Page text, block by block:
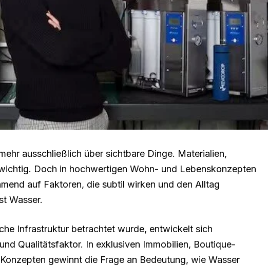
ausschließlich über sichtbare Dinge. Materialien,
Doch in hochwertigen Wohn- und Lebenskonzepten
auf Faktoren, die subtil wirken und den Alltag
Wasser.
Infrastruktur betrachtet wurde, entwickelt sich
Qualitätsfaktor. In exklusiven Immobilien, Boutique-
gewinnt die Frage an Bedeutung, wie Wasser